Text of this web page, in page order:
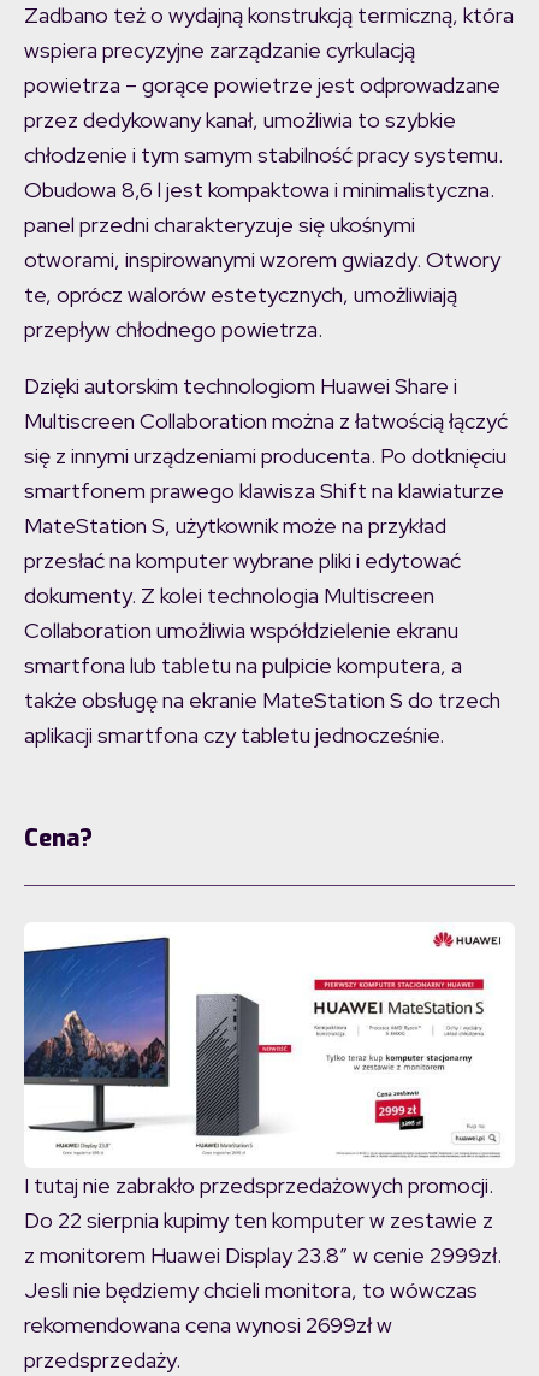
Zadbano też o wydajną konstrukcją termiczną, która
wspiera precyzyjne zarządzanie cyrkulacją
powietrza – gorące powietrze jest odprowadzane
przez dedykowany kanał, umożliwia to szybkie
chłodzenie i tym samym stabilność pracy systemu.
Obudowa 8,6 l jest kompaktowa i minimalistyczna.
panel przedni charakteryzuje się ukośnymi
otworami, inspirowanymi wzorem gwiazdy. Otwory
te, oprócz walorów estetycznych, umożliwiają
przepływ chłodnego powietrza.
Dzięki autorskim technologiom Huawei Share i
Multiscreen Collaboration można z łatwością łączyć
się z innymi urządzeniami producenta. Po dotknięciu
smartfonem prawego klawisza Shift na klawiaturze
MateStation S, użytkownik może na przykład
przesłać na komputer wybrane pliki i edytować
dokumenty. Z kolei technologia Multiscreen
Collaboration umożliwia współdzielenie ekranu
smartfona lub tabletu na pulpicie komputera, a
także obsługę na ekranie MateStation S do trzech
aplikacji smartfona czy tabletu jednocześnie.
Cena?
I tutaj nie zabrakło przedsprzedażowych promocji.
Do 22 sierpnia kupimy ten komputer w zestawie z
z monitorem Huawei Display 23.8” w cenie 2999zł.
Jesli nie będziemy chcieli monitora, to wówczas
rekomendowana cena wynosi 2699zł w
przedsprzedaży.